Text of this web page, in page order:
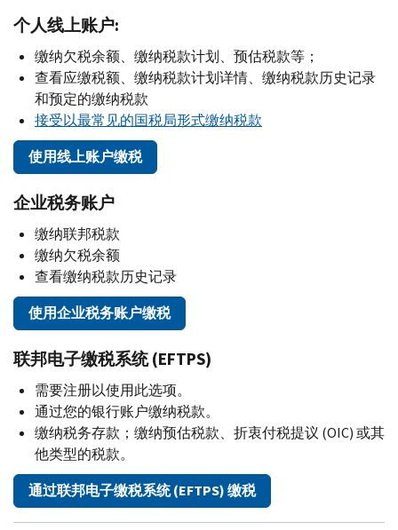
个人线上账户:
缴纳欠税余额、缴纳税款计划、预估税款等；
查看应缴税额、缴纳税款计划详情、缴纳税款历史记录
和预定的缴纳税款
接受以最常见的国税局形式缴纳税款
使用线上账户缴税
企业税务账户
缴纳联邦税款
缴纳欠税余额
查看缴纳税款历史记录
使用企业税务账户缴税
联邦电子缴税系统 (EFTPS)
需要注册以使用此选项。
通过您的银行账户缴纳税款。
缴纳税务存款；缴纳预估税款、折衷付税提议 (OIC) 或其
他类型的税款。
通过联邦电子缴税系统 (EFTPS) 缴税